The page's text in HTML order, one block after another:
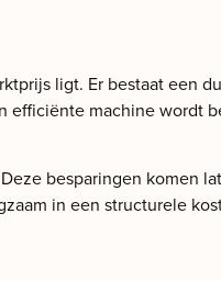
ligt. Er bestaat een
efficiënte machine wordt
besparingen komen
in een structurele